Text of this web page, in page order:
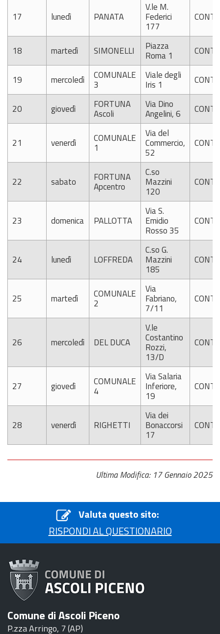
17 lunedì PANATA
V.le M.
Federici
177
18 martedì SIMONELLI Piazza
Roma 1
19 mercoledì COMUNALE
3
Viale degli
Iris 1
20 giovedì FORTUNA
Ascoli
Via Dino
Angelini, 6
21 venerdì COMUNALE
1
Via del
Commercio,
52
22 sabato FORTUNA
Apcentro
C.so
Mazzini
120
23 domenica PALLOTTA
Via S.
Emidio
Rosso 35
24 lunedì LOFFREDA
C.so G.
Mazzini
185
25 martedì COMUNALE
2
Via
Fabriano,
7/11
26 mercoledì DEL DUCA
V.le
Costantino
Rozzi,
13/D
27 giovedì COMUNALE
4
Via Salaria
Inferiore,
19
28 venerdì RIGHETTI
Via dei
Bonaccorsi
17
Ultima Modifica: 17 Gennaio 2025
Valuta questo sito:
RISPONDI AL QUESTIONARIO
Comune di Ascoli Piceno
P.zza Arringo, 7 (AP)